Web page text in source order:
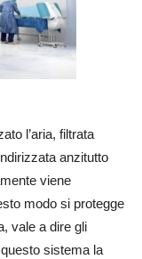
l’aria, filtrata
anzitutto
viene
modo si protegge
vale a dire gli
sistema la